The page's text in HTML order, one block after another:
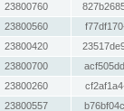
23800760
23800560
23800420
23800700
23800260
23800557